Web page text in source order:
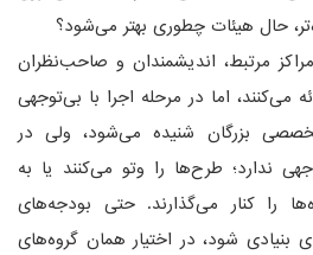
حال هیئات چطوری بهتر می‌شود؟
مرتبط، اندیشمندان و صاحب‌نظران
می‌کنند، اما در مرحله اجرا با بی‌توجهی
بزرگان شنیده می‌شود، ولی در
ندارد؛ طرح‌ها را وتو می‌کنند یا به
را کنار می‌گذارند. حتی بودجه‌های
بنیادی شود، در اختیار همان گروه‌های